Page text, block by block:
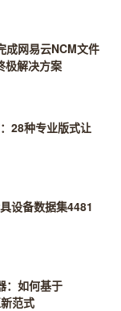
成网易云NCM文件
极解决方案
28种专业版式让
设备数据集4481
：如何基于
范式